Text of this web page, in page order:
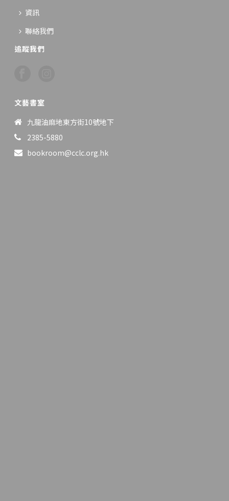
資訊
聯絡我們
追蹤我們
文藝書室
九龍油麻地東方街10號地下
2385-5880
bookroom@cclc.org.hk